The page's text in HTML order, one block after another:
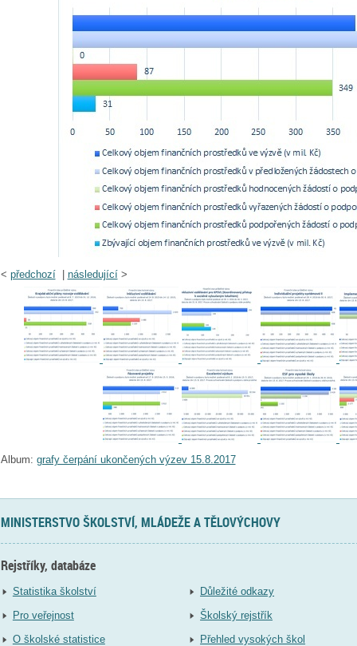
< předchozí| následující>
Album: grafy čerpání ukončených výzev 15.8.2017
MINISTERSTVO ŠKOLSTVÍ, MLÁDEŽE A TĚLOVÝCHOVY
Rejstříky, databáze
Statistika školství
Pro veřejnost
O školské statistice
Důležité odkazy
Školský rejstřík
Přehled vysokých škol